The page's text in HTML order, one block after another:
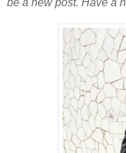
be a new post. Have a